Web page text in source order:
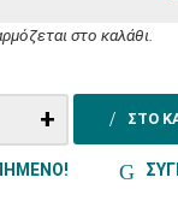
στο καλάθι.
+ ΣΤΟ